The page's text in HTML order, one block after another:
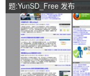
题:YunSD_Free 发布